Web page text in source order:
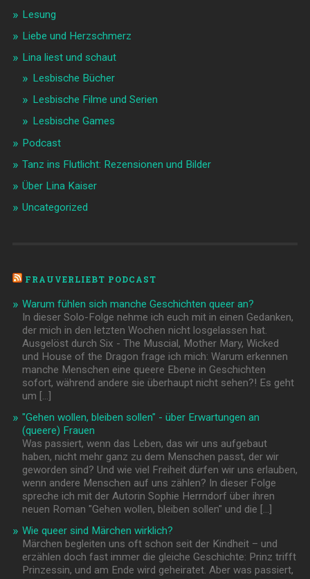
Lesung
Liebe und Herzschmerz
Lina liest und schaut
Lesbische Bücher
Lesbische Filme und Serien
Lesbische Games
Podcast
Tanz ins Flutlicht: Rezensionen und Bilder
Über Lina Kaiser
Uncategorized
FRAUVERLIEBT PODCAST
Warum fühlen sich manche Geschichten queer an?
In dieser Solo-Folge nehme ich euch mit in einen Gedanken,
der mich in den letzten Wochen nicht losgelassen hat.
Ausgelöst durch Six - The Muscial, Mother Mary, Wicked
und House of the Dragon frage ich mich: Warum erkennen
manche Menschen eine queere Ebene in Geschichten
sofort, während andere sie überhaupt nicht sehen?! Es geht
um […]
"Gehen wollen, bleiben sollen" - über Erwartungen an
(queere) Frauen
Was passiert, wenn das Leben, das wir uns aufgebaut
haben, nicht mehr ganz zu dem Menschen passt, der wir
geworden sind? Und wie viel Freiheit dürfen wir uns erlauben,
wenn andere Menschen auf uns zählen? In dieser Folge
spreche ich mit der Autorin Sophie Herrndorf über ihren
neuen Roman "Gehen wollen, bleiben sollen" und die […]
Wie queer sind Märchen wirklich?
Märchen begleiten uns oft schon seit der Kindheit – und
erzählen doch fast immer die gleiche Geschichte: Prinz trifft
Prinzessin, und am Ende wird geheiratet. Aber was passiert,